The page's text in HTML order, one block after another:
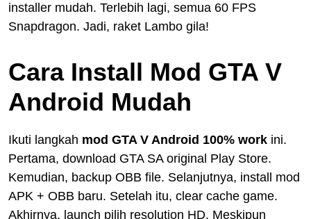
installer mudah. Terlebih lagi, semua 60 FPS
Snapdragon. Jadi, raket Lambo gila!
Cara Install Mod GTA V
Android Mudah
Ikuti langkah mod GTA V Android 100% work ini.
Pertama, download GTA SA original Play Store.
Kemudian, backup OBB file. Selanjutnya, install mod
APK + OBB baru. Setelah itu, clear cache game.
Akhirnya, launch pilih resolution HD. Meskipun